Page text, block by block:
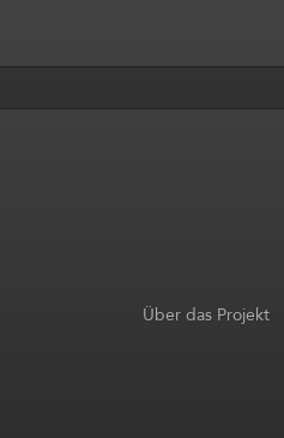
Über das Projekt